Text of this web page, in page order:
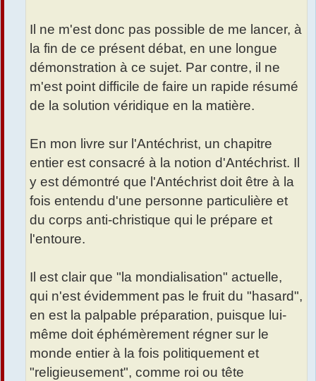
Il ne m'est donc pas possible de me lancer, à
la fin de ce présent débat, en une longue
démonstration à ce sujet. Par contre, il ne
m'est point difficile de faire un rapide résumé
de la solution véridique en la matière.
En mon livre sur l'Antéchrist, un chapitre
entier est consacré à la notion d'Antéchrist. Il
y est démontré que l'Antéchrist doit être à la
fois entendu d'une personne particulière et
du corps anti-christique qui le prépare et
l'entoure.
Il est clair que "la mondialisation" actuelle,
qui n'est évidemment pas le fruit du "hasard",
en est la palpable préparation, puisque lui-
même doit éphémèrement régner sur le
monde entier à la fois politiquement et
"religieusement", comme roi ou tête